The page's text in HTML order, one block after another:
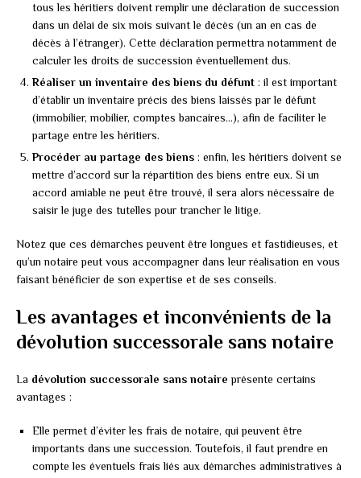
tous les héritiers doivent remplir une déclaration de succession
dans un délai de six mois suivant le décès (un an en cas de
décès à l’étranger). Cette déclaration permettra notamment de
calculer les droits de succession éventuellement dus.
Réaliser un inventaire des biens du défunt : il est important
d’établir un inventaire précis des biens laissés par le défunt
(immobilier, mobilier, comptes bancaires…), afin de faciliter le
partage entre les héritiers.
Procéder au partage des biens : enfin, les héritiers doivent se
mettre d’accord sur la répartition des biens entre eux. Si un
accord amiable ne peut être trouvé, il sera alors nécessaire de
saisir le juge des tutelles pour trancher le litige.
Notez que ces démarches peuvent être longues et fastidieuses, et
qu’un notaire peut vous accompagner dans leur réalisation en vous
faisant bénéficier de son expertise et de ses conseils.
Les avantages et inconvénients de la
dévolution successorale sans notaire
La dévolution successorale sans notaire présente certains
avantages :
Elle permet d’éviter les frais de notaire, qui peuvent être
importants dans une succession. Toutefois, il faut prendre en
compte les éventuels frais liés aux démarches administratives à